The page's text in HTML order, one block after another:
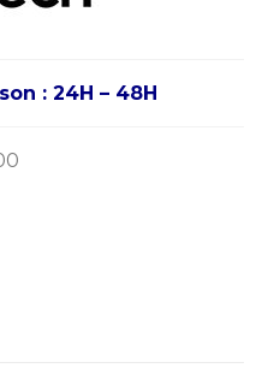
: 24H – 48H